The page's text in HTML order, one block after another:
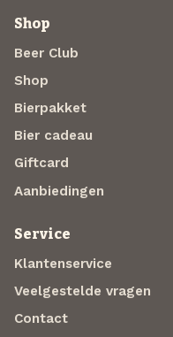
Shop
Beer Club
Shop
Bierpakket
Bier cadeau
Giftcard
Aanbiedingen
Service
Klantenservice
Veelgestelde vragen
Contact